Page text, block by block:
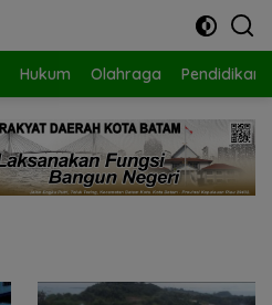
Hukum Olahraga Pendidikan